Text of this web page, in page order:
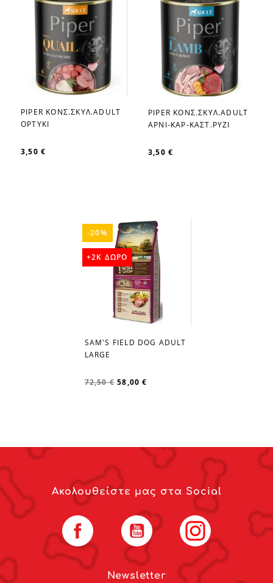
favorite_border
PIPER ΚΟΝΣ.ΣΚΥΛ.ADULT
ΟΡΤΥΚΙ
3,50 €
favorite_border
PIPER ΚΟΝΣ.ΣΚΥΛ.ADULT
ΑΡΝΙ-ΚΑΡ-ΚΑΣΤ.ΡΥΖΙ
3,50 €
favorite_border
SAM'S FIELD DOG ADULT
LARGE
72,50 € 58,00 €
-20%
+2K ΔΩΡΟ
Newsletter
Ακολουθείστε μας στα Social
Facebook YouTube Instagram